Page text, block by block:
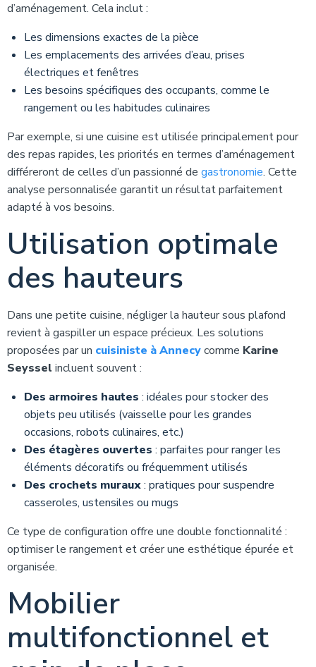
d’aménagement. Cela inclut :
Les dimensions exactes de la pièce
Les emplacements des arrivées d’eau, prises
électriques et fenêtres
Les besoins spécifiques des occupants, comme le
rangement ou les habitudes culinaires
Par exemple, si une cuisine est utilisée principalement pour
des repas rapides, les priorités en termes d’aménagement
différeront de celles d’un passionné de gastronomie. Cette
analyse personnalisée garantit un résultat parfaitement
adapté à vos besoins.
Utilisation optimale
des hauteurs
Dans une petite cuisine, négliger la hauteur sous plafond
revient à gaspiller un espace précieux. Les solutions
proposées par un cuisiniste à Annecycomme Karine
Seyssel incluent souvent :
Des armoires hautes : idéales pour stocker des
objets peu utilisés (vaisselle pour les grandes
occasions, robots culinaires, etc.)
Des étagères ouvertes : parfaites pour ranger les
éléments décoratifs ou fréquemment utilisés
Des crochets muraux: pratiques pour suspendre
casseroles, ustensiles ou mugs
Ce type de configuration offre une double fonctionnalité :
optimiser le rangement et créer une esthétique épurée et
organisée.
Mobilier
multifonctionnel et